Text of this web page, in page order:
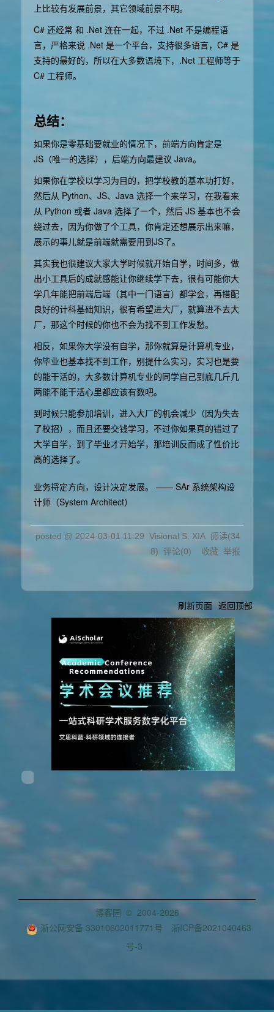
上比较有发展前景，其它领域前景不明。
C# 还经常 和 .Net 连在一起，不过 .Net 不是编程语
言，严格来说 .Net 是一个平台，支持很多语言，C# 是
支持的最好的，所以在大多数语境下，.Net 工程师等于
C# 工程师。
总结：
如果你是零基础要就业的情况下，前端方向肯定是
JS（唯一的选择），后端方向最建议 Java。
如果你在学校以学习为目的，把学校教的基本功打好，
然后从 Python、JS、Java 选择一个来学习，在我看来
从 Python 或者 Java 选择了一个，然后 JS 基本也不会
绕过去，因为你做了个工具，你肯定还想展示出来嘛，
展示的事儿就是前端就需要用到JS了。
其实我也很建议大家大学时候就开始自学，时间多，做
出小工具后的成就感能让你继续学下去，很有可能你大
学几年能把前端后端（其中一门语言）都学会，再搭配
良好的计科基础知识，很有希望进大厂，就算进不去大
厂，那这个时候的你也不会为找不到工作发愁。
相反，如果你大学没有自学，那你就算是计算机专业，
你毕业也基本找不到工作，别提什么实习，实习也是要
的能干活的，大多数计算机专业的同学自己到底几斤几
两能不能干活心里都应该有数吧。
到时候只能参加培训，进入大厂的机会减少（因为失去
了校招），而且还要交钱学习，不过你如果真的错过了
大学自学，到了毕业才开始学，那培训反而成了性价比
高的选择了。
业务捋定方向，设计决定发展。 —— SAr 系统架构设
计师（System Architect）
posted @ 2024-03-01 11:29 Visional S. XIA 阅读(34
8) 评论(0) 收藏 举报
刷新页面 返回顶部
博客园 © 2004-2026
浙公网安备 33010602011771号
浙ICP备2021040463
号-3